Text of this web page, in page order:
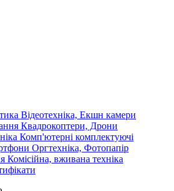
Відеотехніка, Екшн камери
Квадрокоптери, Дрони
Комп'ютерні комплектуючі
Оргтехніка, Фотопапір
Комісійна, вживана техніка